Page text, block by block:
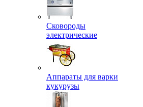
Сковороды
электрические
Аппараты для варки
кукурузы